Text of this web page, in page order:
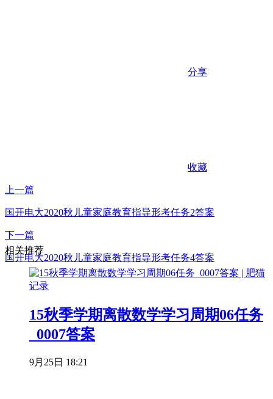
分享
收藏
上一篇
国开电大2020秋儿童家庭教育指导形考任务2答案
下一篇
国开电大2020秋儿童家庭教育指导形考任务4答案
相关推荐
15秋季学期离散数学学习周期06任务
_0007答案
9月25日 18:21